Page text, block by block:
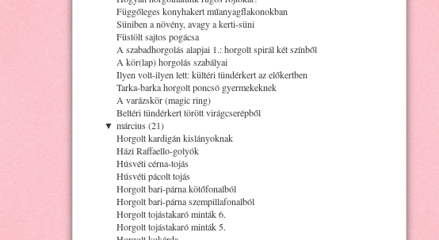
Függőleges konyhakert műanyagflakonokban
Süniben a növény, avagy a kerti-süni
Füstölt sajtos pogácsa
A szabadhorgolás alapjai 1.: horgolt spirál két színből
A kör(lap) horgolás szabályai
Ilyen volt-ilyen lett: kültéri tündérkert az előkertben
Tarka-barka horgolt poncsó gyermekeknek
A varázskör (magic ring)
Beltéri tündérkert törött virágcserépből
▼ március (21)
Horgolt kardigán kislányoknak
Házi Raffaello-golyók
Húsvéti cérna-tojás
Húsvéti pácolt tojás
Horgolt bari-párna kötőfonalból
Horgolt bari-párna szempillafonalból
Horgolt tojástakaró minták 6.
Horgolt tojástakaró minták 5.